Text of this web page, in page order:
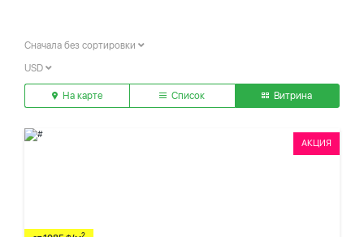
Сначала без сортировки
USD
На карте Список Витрина
АКЦИЯ
2